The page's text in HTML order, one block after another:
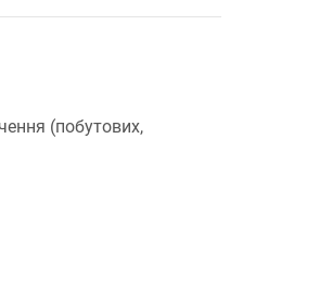
(побутових,